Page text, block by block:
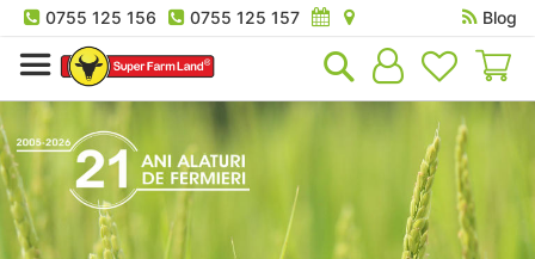
0755 125 156 0755 125 157
Blog